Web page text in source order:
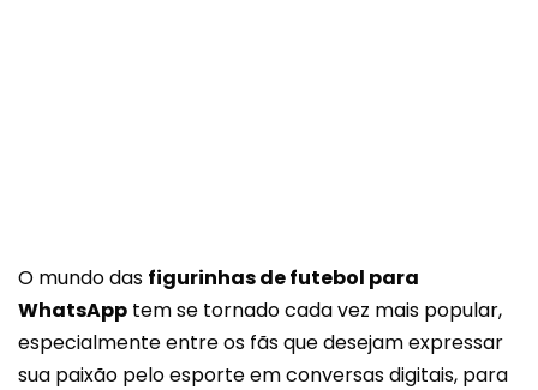
O mundo das figurinhas de futebol para
WhatsApp tem se tornado cada vez mais popular,
especialmente entre os fãs que desejam expressar
sua paixão pelo esporte em conversas digitais, para